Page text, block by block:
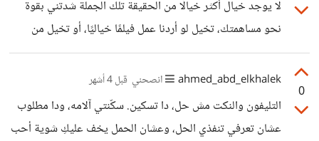
لا يوجد خيال أكثر خيالَا من الحقيقة تلك الجملة شدتني بقوة
نحو مساهمتك، تخيل لو أردنا عمل فيلمًا خياليًا، أو تخيل من
يعاني من القلق لو سمع تلك الجملة في وقت نوبته. هل أتركك
لخيالك أم أضع السيناريوهات التي تخدم الفكرة =)؟
0
ahmed_abd_elkhalek انصحني قبل 4 أشهر
التليفون والنكت مش حل، دا تسكين. سكّنتي آلامه، ودا مطلوب
عشان تعرفي تنفذي الحل، وعشان الحمل يخف عليكِ شوية أحب